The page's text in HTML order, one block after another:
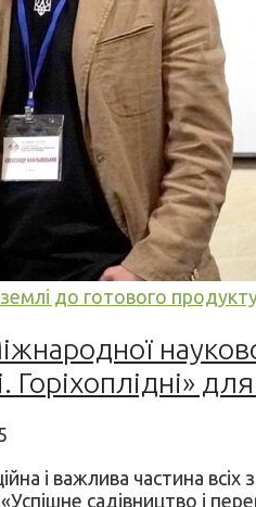
до готового продукту
Горіхоплідні»
і важлива частина всіх
садівництво і